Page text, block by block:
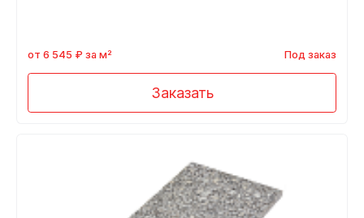
от 6 545 ₽ за м² Под заказ
Заказать